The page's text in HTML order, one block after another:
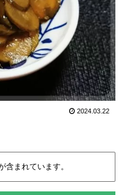
2024.03.22
含まれています。